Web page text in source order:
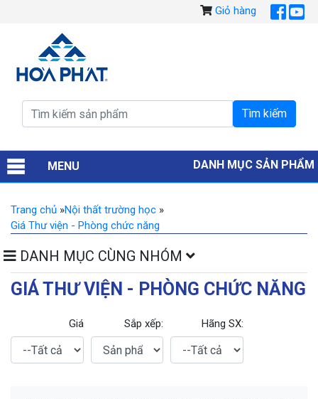
Giỏ hàng
MENU DANH MỤC SẢN PHẨM
Trang chủ »Nội thất trường học »
Giá Thư viện - Phòng chức năng
DANH MỤC CÙNG NHÓM
GIÁ THƯ VIỆN - PHÒNG CHỨC NĂNG
Giá Sắp xếp: Hãng SX: